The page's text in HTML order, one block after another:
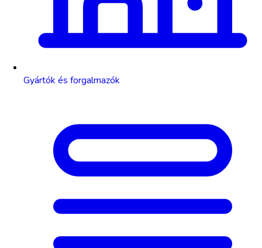
Gyártók és forgalmazók